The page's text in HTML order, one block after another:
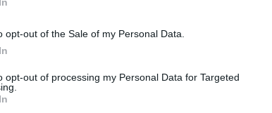
opt-out of the Sale of my Personal Data.
opt-out of processing my Personal Data for Targeted
φιλικά προς το περιβάλλον.”
τα μπαλόνια είναι πλέον όλα σκασμένα, οι
Το σχέδιό μου είναι να τα εκτυπώσω και να
προηγούμενα σχέδια.”